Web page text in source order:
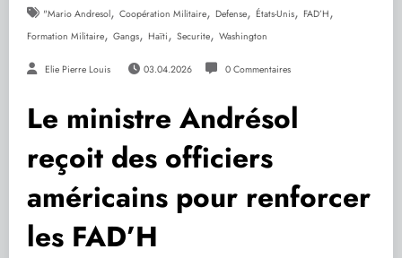
"Mario Andresol, Coopération Militaire, Defense, États-Unis, FAD’H ,
Formation Militaire, Gangs, Haïti , Securite, Washington
Elie Pierre Louis 03.04.2026 0 Commentaires
Le ministre Andrésol
reçoit des officiers
américains pour renforcer
les FAD’H